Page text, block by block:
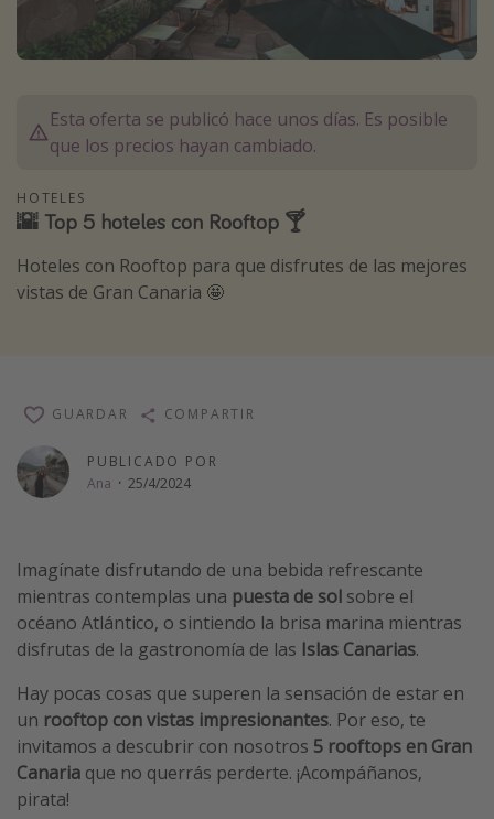
Marruecos
Islas Baleares
Tailandia
Albania
Inspiración para viajes
Viajar sola como mujer
Ofertas para Vacaciones Activas
Viajes en familia
Viajes para singles
Escapadas románticas
Más temas
Trabajar en el extranjero
Cruceros por el Mediterráneo
Hoteles más hot de España
Guía de equipaje de mano
Esta oferta se publicó hace unos días. Es posible
que los precios hayan cambiado.
HOTELES
🌇 Top 5 hoteles con Rooftop 🍸
Hoteles con Rooftop para que disfrutes de las mejores
vistas de Gran Canaria 🤩
PUBLICADO POR
Ana · 25/4/2024
GUARDAR COMPARTIR
Imagínate disfrutando de una bebida refrescante
mientras contemplas una puesta de sol sobre el
océano Atlántico, o sintiendo la brisa marina mientras
disfrutas de la gastronomía de las Islas Canarias.
Hay pocas cosas que superen la sensación de estar en
un rooftop con vistas impresionantes. Por eso, te
invitamos a descubrir con nosotros 5 rooftops en Gran
Canaria que no querrás perderte. ¡Acompáñanos,
pirata!